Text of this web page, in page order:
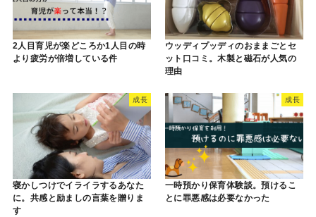
2人目育児が楽どころか1人目の時
より疲労が倍増している件
ウッディプッディのおままごとセ
ット口コミ。木製と磁石が人気の
理由
成長
寝かしつけでイライラするあなた
に。共感と励ましの言葉を贈りま
す
成長
一時預かり保育体験談。預けるこ
とに罪悪感は必要なかった